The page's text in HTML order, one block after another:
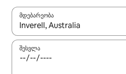
მდებარეობა
როცა შედეგები ხელმისაწვდომი
შესვლა